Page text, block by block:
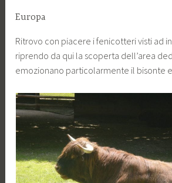
Europa
Ritrovo con piacere i fenicotteri visti ad
riprendo da qui la scoperta dell’area
emozionano particolarmente il bisonte